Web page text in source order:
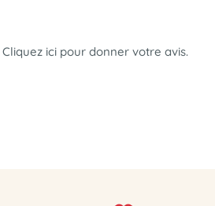
Cliquez ici pour donner votre avis.